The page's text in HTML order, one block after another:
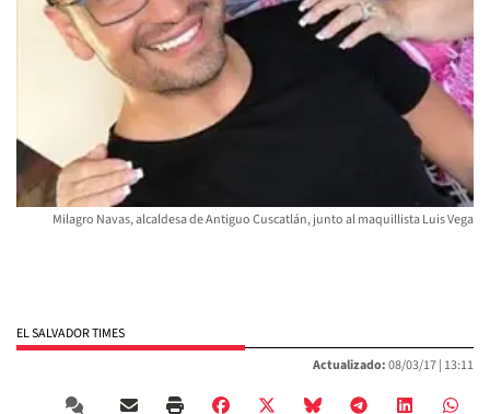
Milagro Navas, alcaldesa de Antiguo Cuscatlán, junto al maquillista Luis Vega
EL SALVADOR TIMES
Actualizado:08/03/17 | 13:11